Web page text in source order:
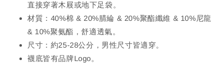
直接穿著木屐或地下足袋。
材質：40%棉 & 20%腈綸 & 20%聚酯纖維 & 10%尼龍
& 10%聚氨酯，舒適透氣。
尺寸：約25-28公分，男性尺寸皆適穿。
襪底皆有品牌Logo。